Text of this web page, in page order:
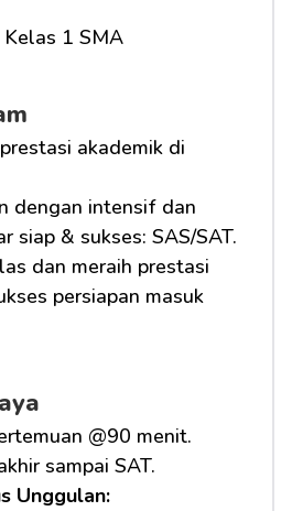
1 SMA
akademik di
dengan intensif dan
siap & sukses: SAS/SAT.
dan meraih prestasi
persiapan masuk
@90 menit.
sampai SAT.
Unggulan: